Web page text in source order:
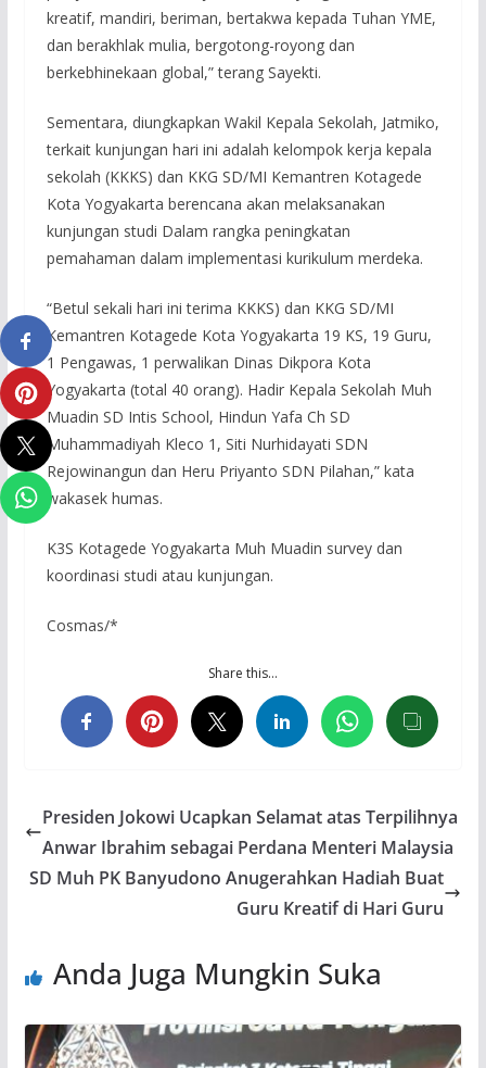
kreatif, mandiri, beriman, bertakwa kepada Tuhan YME,
dan berakhlak mulia, bergotong-royong dan
berkebhinekaan global,” terang Sayekti.
Sementara, diungkapkan Wakil Kepala Sekolah, Jatmiko,
terkait kunjungan hari ini adalah kelompok kerja kepala
sekolah (KKKS) dan KKG SD/MI Kemantren Kotagede
Kota Yogyakarta berencana akan melaksanakan
kunjungan studi Dalam rangka peningkatan
pemahaman dalam implementasi kurikulum merdeka.
“Betul sekali hari ini terima KKKS) dan KKG SD/MI
Kemantren Kotagede Kota Yogyakarta 19 KS, 19 Guru,
1 Pengawas, 1 perwalikan Dinas Dikpora Kota
Yogyakarta (total 40 orang). Hadir Kepala Sekolah Muh
Muadin SD Intis School, Hindun Yafa Ch SD
Muhammadiyah Kleco 1, Siti Nurhidayati SDN
Rejowinangun dan Heru Priyanto SDN Pilahan,” kata
wakasek humas.
K3S Kotagede Yogyakarta Muh Muadin survey dan
koordinasi studi atau kunjungan.
Cosmas/*
Share this…
Presiden Jokowi Ucapkan Selamat atas Terpilihnya
Anwar Ibrahim sebagai Perdana Menteri Malaysia
SD Muh PK Banyudono Anugerahkan Hadiah Buat
Guru Kreatif di Hari Guru
Anda Juga Mungkin Suka